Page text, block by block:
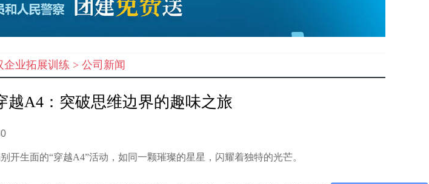
企业拓展训练 > 公司新闻
越A4：突破思维边界的趣味之旅
生面的“穿越A4”活动，如同一颗璀璨的星星，闪耀着独特的光芒。